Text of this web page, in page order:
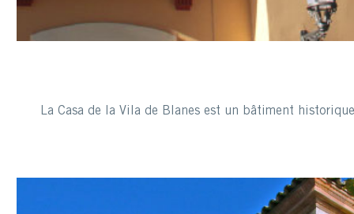
La Casa de la Vila de Blanes est un bâtiment